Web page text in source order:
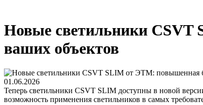
Новые светильники CSVT
ваших объектов
01.06.2026
Теперь светильники CSVT SLIM доступны в новой
возможность применения светильников в самых